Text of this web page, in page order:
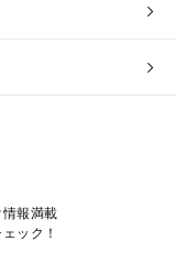
報満載
ック！